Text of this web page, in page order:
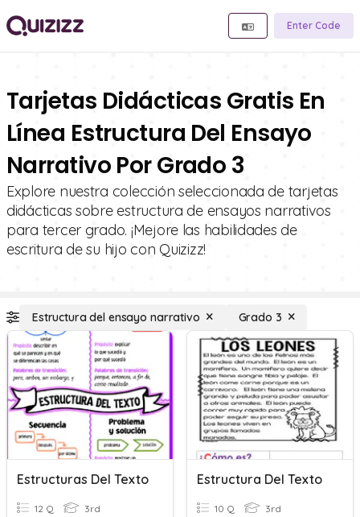
Enter Code
Tarjetas Didácticas Gratis En
Línea Estructura Del Ensayo
Narrativo Por Grado 3
Explore nuestra colección seleccionada de tarjetas
didácticas sobre estructura de ensayos narrativos
para tercer grado. ¡Mejore las habilidades de
escritura de su hijo con Quizizz!
Estructura del ensayo narrativo Grado 3
Estructuras Del Texto
12 Q 3rd
Estructura Del Texto
10 Q 3rd